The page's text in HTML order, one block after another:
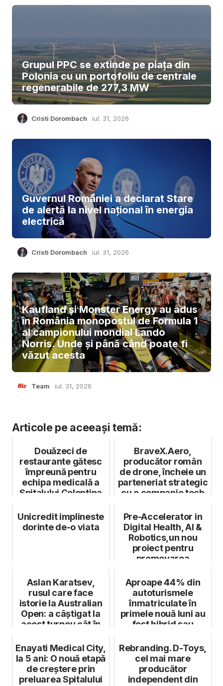
Grupul PPC se extinde pe piața din
Polonia cu un portofoliu de centrale
regenerabile de 277,3 MW
Cristi Dorombach iul. 31, 2026
Guvernul României a declarat Stare
de alertă la nivel național în energia
electrică
Cristi Dorombach iul. 31, 2026
Kaufland și Monster Energy au adus
în România monopostul de Formula 1
al campionului mondial Lando
Norris. Unde și până când poate fi
văzut acesta
Team iul. 31, 2026
Articole pe aceeași temă:
Douăzeci de
restaurante gătesc
împreună pentru
echipa medicală a
Spitalului Colentina
BraveX.Aero,
producător român
de drone, încheie un
parteneriat strategic
cu o companie tech
Unicredit implineste
dorinte de-o viata
Pre-Accelerator in
Digital Health, AI &
Robotics,un nou
proiect pentru
promovarea
Aslan Karatsev,
rusul care face
istorie la Australian
Open: a câștigat la
acest turneu cât în
Aproape 44% din
autoturismele
înmatriculate în
primele nouă luni au
fost hibrid sau
Enayati Medical City,
la 5 ani: O nouă etapă
de creștere prin
preluarea Spitalului
Rebranding. D-Toys,
cel mai mare
producător
independent din